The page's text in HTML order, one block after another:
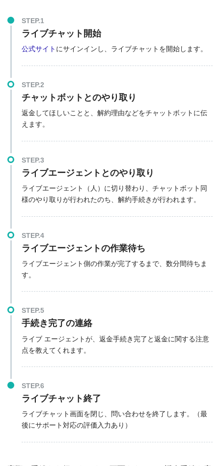
STEP.1
ライブチャット開始
公式サイト にサインインし、ライブチャットを開始します。
STEP.2
チャットボットとのやり取り
返金してほしいことと、解約理由などをチャットボットに伝
えます。
STEP.3
ライブエージェントとのやり取り
ライブエージェント（人）に切り替わり、チャットボット同
様のやり取りが行われたのち、解約手続きが行われます。
STEP.4
ライブエージェントの作業待ち
ライブエージェント側の作業が完了するまで、数分間待ちま
す。
STEP.5
手続き完了の連絡
ライブ エージェントが、返金手続き完了と返金に関する注意
点を教えてくれます。
STEP.6
ライブチャット終了
ライブチャット画面を閉じ、問い合わせを終了します。（最
後にサポート対応の評価入力あり）